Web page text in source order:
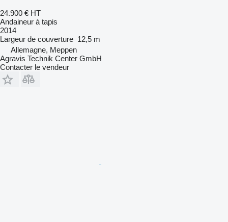
24.900 € HT
Andaineur à tapis
2014
Largeur de couverture 12,5 m
Allemagne, Meppen
Agravis Technik Center GmbH
Contacter le vendeur